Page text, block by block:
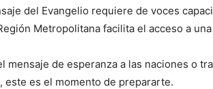
del Evangelio requiere de voces
Metropolitana facilita el acceso a
mensaje de esperanza a las naciones o
este es el momento de prepararte.